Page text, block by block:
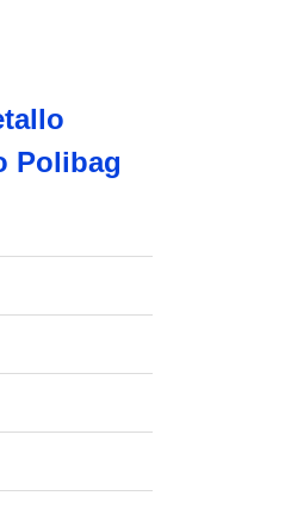
Polibag